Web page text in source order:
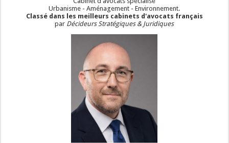
Urbanisme - Aménagement - Environnement.
Classé dans les meilleurs cabinets d'avocats français
par Décideurs Stratégiques & Juridiques